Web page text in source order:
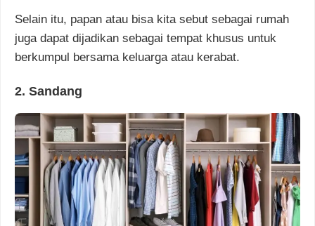
Selain itu, papan atau bisa kita sebut sebagai rumah
juga dapat dijadikan sebagai tempat khusus untuk
berkumpul bersama keluarga atau kerabat.
2. Sandang